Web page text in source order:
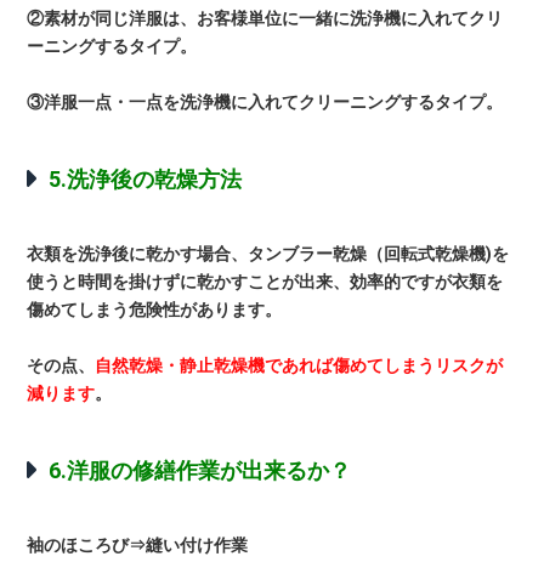
②素材が同じ洋服は、お客様単位に一緒に洗浄機に入れてクリ
ーニングするタイプ。
③洋服一点・一点を洗浄機に入れてクリーニングするタイプ。
5.洗浄後の乾燥方法
衣類を洗浄後に乾かす場合、タンブラー乾燥（回転式乾燥機)を
使うと時間を掛けずに乾かすことが出来、効率的ですが衣類を
傷めてしまう危険性があります。
その点、 自然乾燥・静止乾燥機であれば傷めてしまうリスクが
減ります。
6.洋服の修繕作業が出来るか？
袖のほころび⇒縫い付け作業